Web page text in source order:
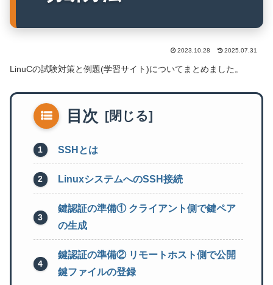
2023.10.28 2025.07.31
LinuCの試験対策と例題(学習サイト)についてまとめました。
目次
SSHとは
LinuxシステムへのSSH接続
鍵認証の準備① クライアント側で鍵ペア
の生成
鍵認証の準備② リモートホスト側で公開
鍵ファイルの登録